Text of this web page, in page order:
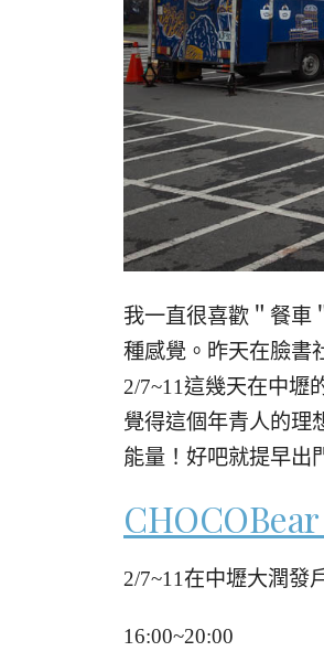
我一直很喜歡＂餐車
種感覺。昨天在臉書
2/7~11這幾天在中壢
覺得這個年青人的理
能量！好吧就提早出
2/7~11在中壢大潤發
16:00~20:00